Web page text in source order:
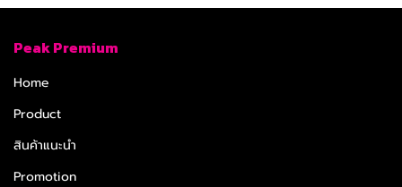
Peak Premium
Home
Product
สินค้าแนะนำ
Promotion